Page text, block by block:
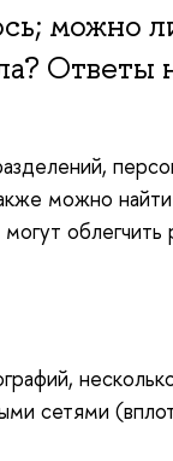
можно
Ответы
можно
облегчить
сетями